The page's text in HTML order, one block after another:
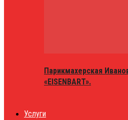
Парикмахерская
«EISENBART».
Услуги